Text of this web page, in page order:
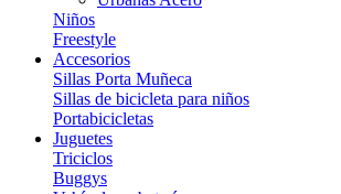
Niños
Freestyle
Accesorios
Sillas Porta Muñeca
Sillas de bicicleta para niños
Portabicicletas
Juguetes
Triciclos
Buggys